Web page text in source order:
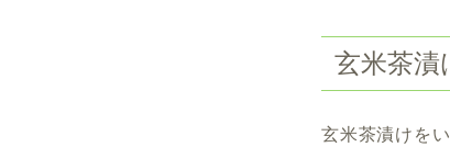
玄米茶漬
玄米茶漬けを